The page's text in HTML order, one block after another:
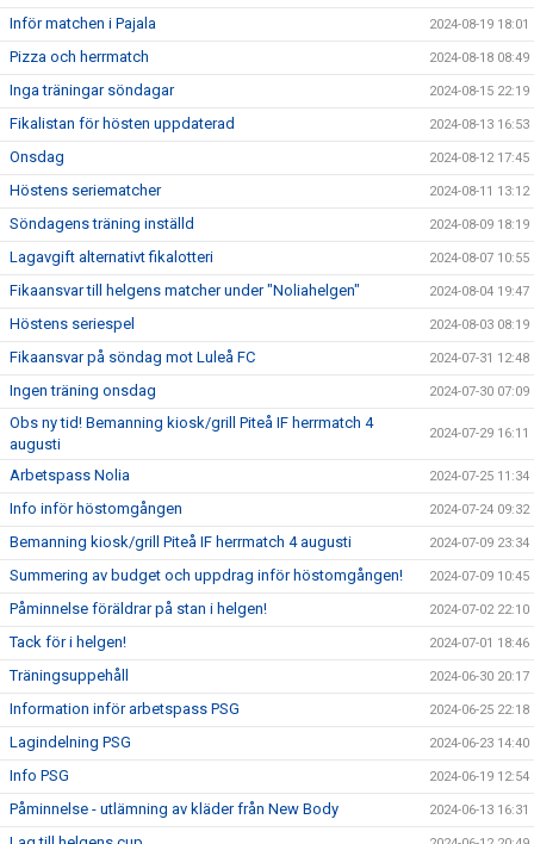
Inför matchen i Pajala 2024-08-19 18:01
Pizza och herrmatch 2024-08-18 08:49
Inga träningar söndagar 2024-08-15 22:19
Fikalistan för hösten uppdaterad 2024-08-13 16:53
Onsdag 2024-08-12 17:45
Höstens seriematcher 2024-08-11 13:12
Söndagens träning inställd 2024-08-09 18:19
Lagavgift alternativt fikalotteri 2024-08-07 10:55
Fikaansvar till helgens matcher under "Noliahelgen" 2024-08-04 19:47
Höstens seriespel 2024-08-03 08:19
Fikaansvar på söndag mot Luleå FC 2024-07-31 12:48
Ingen träning onsdag 2024-07-30 07:09
Obs ny tid! Bemanning kiosk/grill Piteå IF herrmatch 4
augusti
2024-07-29 16:11
Arbetspass Nolia 2024-07-25 11:34
Info inför höstomgången 2024-07-24 09:32
Bemanning kiosk/grill Piteå IF herrmatch 4 augusti 2024-07-09 23:34
Summering av budget och uppdrag inför höstomgången! 2024-07-09 10:45
Påminnelse föräldrar på stan i helgen! 2024-07-02 22:10
Tack för i helgen! 2024-07-01 18:46
Träningsuppehåll 2024-06-30 20:17
Information inför arbetspass PSG 2024-06-25 22:18
Lagindelning PSG 2024-06-23 14:40
Info PSG 2024-06-19 12:54
Påminnelse - utlämning av kläder från New Body 2024-06-13 16:31